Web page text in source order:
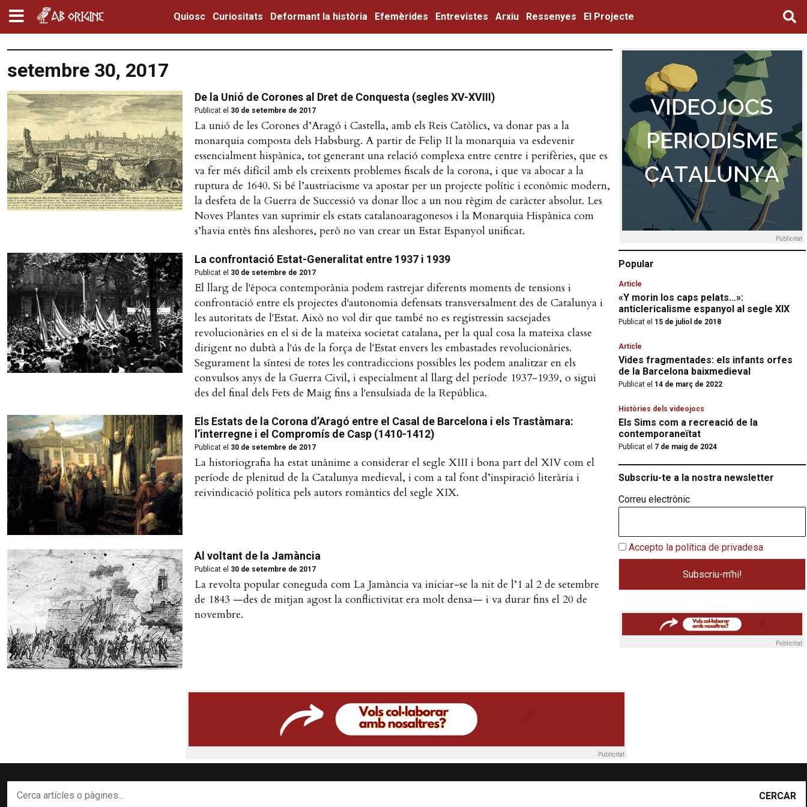
Quiosc Curiositats Deformant la història Efemèrides Entrevistes Arxiu Ressenyes El Projecte
setembre 30, 2017
De la Unió de Corones al Dret de Conquesta (segles XV-XVIII)
Publicat el 30 de setembre de 2017
La unió de les Corones d’Aragó i Castella, amb els Reis Catòlics, va donar pas a la
monarquia composta dels Habsburg. A partir de Felip II la monarquia va esdevenir
essencialment hispànica, tot generant una relació complexa entre centre i perifèries, que es
va fer més difícil amb els creixents problemes fiscals de la corona, i que va abocar a la
ruptura de 1640. Si bé l’austriacisme va apostar per un projecte polític i econòmic modern,
la desfeta de la Guerra de Successió va donar lloc a un nou règim de caràcter absolut. Les
Noves Plantes van suprimir els estats catalanoaragonesos i la Monarquia Hispànica com
s’havia entès fins aleshores, però no van crear un Estat Espanyol unificat.
La confrontació Estat-Generalitat entre 1937 i 1939
Publicat el 30 de setembre de 2017
El llarg de l'època contemporània podem rastrejar diferents moments de tensions i
confrontació entre els projectes d'autonomia defensats transversalment des de Catalunya i
les autoritats de l'Estat. Això no vol dir que també no es registressin sacsejades
revolucionàries en el si de la mateixa societat catalana, per la qual cosa la mateixa classe
dirigent no dubtà a l'ús de la força de l'Estat envers les embastades revolucionàries.
Segurament la síntesi de totes les contradiccions possibles les podem analitzar en els
convulsos anys de la Guerra Civil, i especialment al llarg del període 1937-1939, o sigui
des del final dels Fets de Maig fins a l'ensulsiada de la República.
Els Estats de la Corona d’Aragó entre el Casal de Barcelona i els Trastàmara:
l’interregne i el Compromís de Casp (1410-1412)
Publicat el 30 de setembre de 2017
La historiografia ha estat unànime a considerar el segle XIII i bona part del XIV com el
període de plenitud de la Catalunya medieval, i com a tal font d’inspiració literària i
reivindicació política pels autors romàntics del segle XIX.
Al voltant de la Jamància
Publicat el 30 de setembre de 2017
La revolta popular coneguda com La Jamància va iniciar-se la nit de l’1 al 2 de setembre
de 1843 —des de mitjan agost la conflictivitat era molt densa— i va durar fins el 20 de
novembre.
Publicitat
Popular
Article
«Y morin los caps pelats…»:
anticlericalisme espanyol al segle XIX
Publicat el 15 de juliol de 2018
Article
Vides fragmentades: els infants orfes
de la Barcelona baixmedieval
Publicat el 14 de març de 2022
Històries dels videojocs
Els Sims com a recreació de la
contemporaneïtat
Publicat el 7 de maig de 2024
Subscriu-te a la nostra newsletter
Correu electrònic
Accepto la política de privadesa
Publicitat
Publicitat
CERCAR